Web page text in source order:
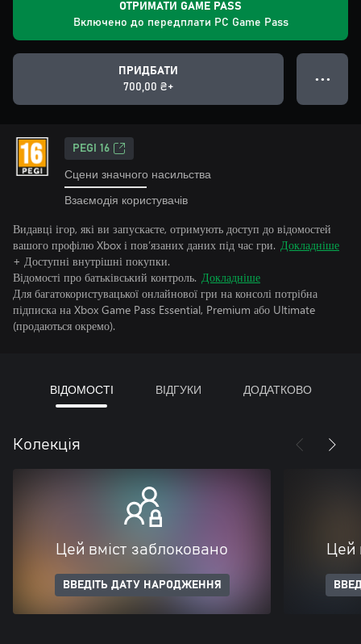
ОТРИМАТИ GAME PASS
Включено до передплати PC Game Pass
ПРИДБАТИ
700,00 ₴+
● ● ●
PEGI 16
Сцени значного насильства
Взаємодія користувачів
Видавці ігор, які ви запускаєте, отримують доступ до відомостей
вашого профілю Xbox і пов’язаних даних під час гри. Докладніше
+ Доступні внутрішні покупки.
Відомості про батьківський контроль. Докладніше
Для багатокористувацької онлайнової гри на консолі потрібна
підписка на Xbox Game Pass Essential, Premium або Ultimate
(продаються окремо).
ВІДОМОСТІ ВІДГУКИ ДОДАТКОВО
Колекція
Цей вміст заблоковано
ВВЕДІТЬ ДАТУ НАРОДЖЕННЯ
Цей